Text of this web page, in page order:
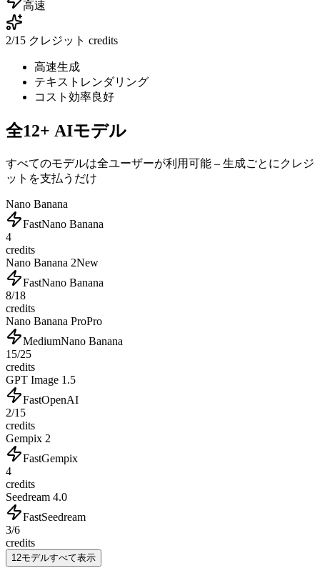
高速
2/15 クレジット credits
高速生成
テキストレンダリング
コスト効率良好
全12+ AIモデル
すべてのモデルは全ユーザーが利用可能 – 生成ごとにクレジ
ットを支払うだけ
Nano Banana
FastNano Banana
4
credits
Nano Banana 2New
FastNano Banana
8/18
credits
Nano Banana ProPro
MediumNano Banana
15/25
credits
GPT Image 1.5
FastOpenAI
2/15
credits
Gempix 2
FastGempix
4
credits
Seedream 4.0
FastSeedream
3/6
credits
12モデルすべて表示